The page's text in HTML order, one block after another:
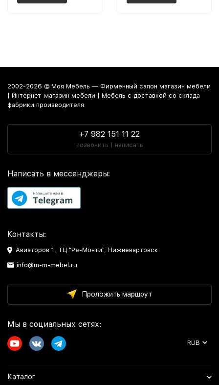
2002-2026 © Моя Мебель — Фирменный салон магазин мебели
| Интернет-магазин мебели | Мебель с доставкой со склада
фабрики производителя
+7 982 151 11 22
позвонить | написать
Написать в мессенджеры:
Контакты:
Авиаторов 1, ТЦ "Ре-Монти", Нижневартовск
info@m-m-mebel.ru
Проложить маршрут
Мы в социальных сетях:
RUB
Каталог